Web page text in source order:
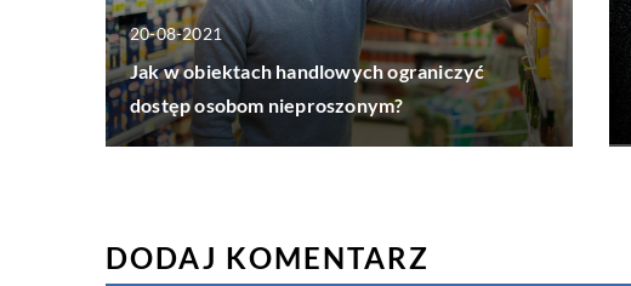
20-08-2021
Jak w obiektach handlowych ograniczyć
dostęp osobom nieproszonym?
DODAJ KOMENTARZ